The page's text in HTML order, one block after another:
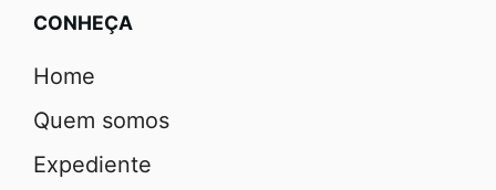
CONHEÇA
Home
Quem somos
Expediente